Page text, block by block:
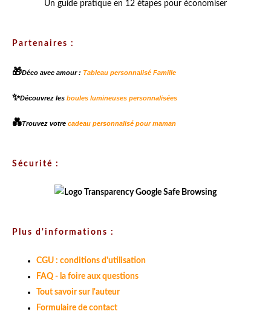
Un guide pratique en 12 étapes pour économiser
Partenaires :
🎁Déco avec amour : Tableau personnalisé Famille
✨Découvrez les boules lumineuses personnalisées
💑Trouvez votre cadeau personnalisé pour maman
Sécurité :
Plus d'informations :
CGU : conditions d'utilisation
FAQ - la foire aux questions
Tout savoir sur l'auteur
Formulaire de contact